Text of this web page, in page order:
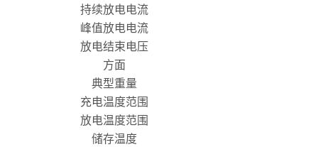
持续放电电流
峰值放电电流
放电结束电压
方面
典型重量
充电温度范围
放电温度范围
储存温度